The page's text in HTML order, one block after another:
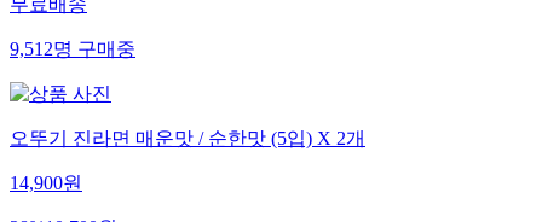
무료배송
9,512명구매중
오뚜기 진라면 매운맛 / 순한맛 (5입) X 2개
14,900원